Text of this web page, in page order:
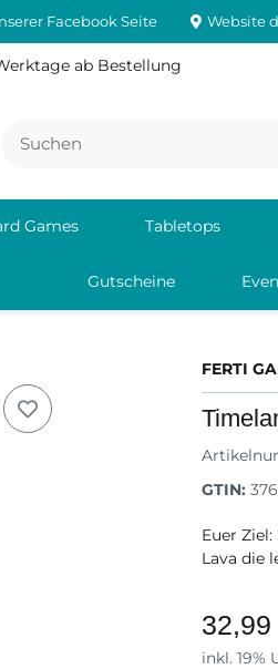
Facebook Seite Website
ab Bestellung
Games Tabletops
Gutscheine
FERTI
GTIN:
Euer
Lava die
32,99
inkl. 19%